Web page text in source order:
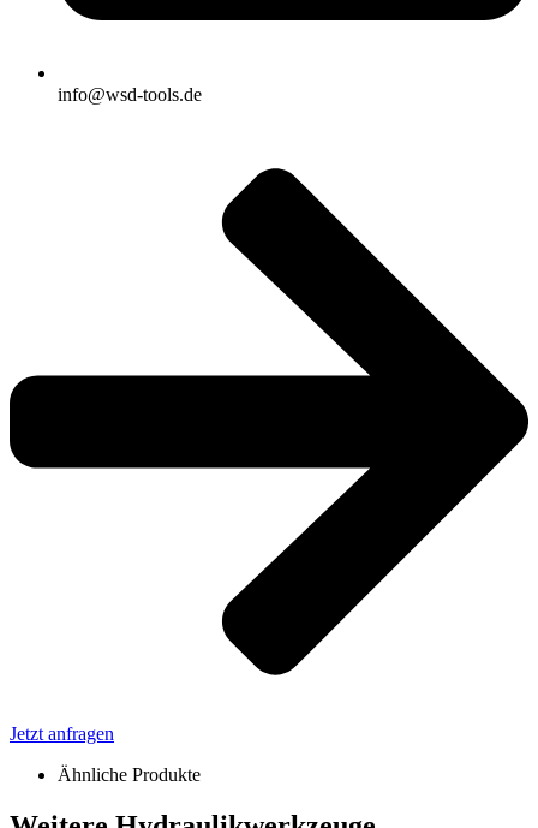
info@wsd-tools.de
Jetzt anfragen
Ähnliche Produkte